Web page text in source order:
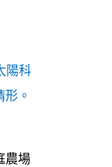
陽科
。
農場